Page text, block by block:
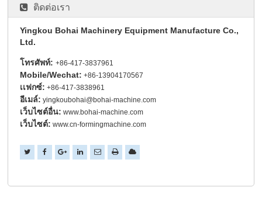
ติดต่อเรา
Yingkou Bohai Machinery Equipment Manufacture Co.,
Ltd.
โทรศัพท์:+86-417-3837961
Mobile/Wechat: +86-13904170567
เเฟกซ์: +86-417-3838961
อีเมล์: yingkoubohai@bohai-machine.com
เว็บไซต์อื่น: www.bohai-machine.com
เว็บไซต์: www.cn-formingmachine.com